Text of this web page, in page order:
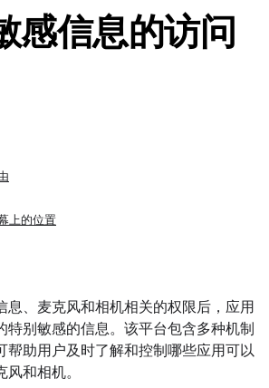
感信息的访问
上的位置
息、麦克风和相机相关的权限后，应用
特别敏感的信息。该平台包含多种机制
帮助用户及时了解和控制哪些应用可以
和相机。